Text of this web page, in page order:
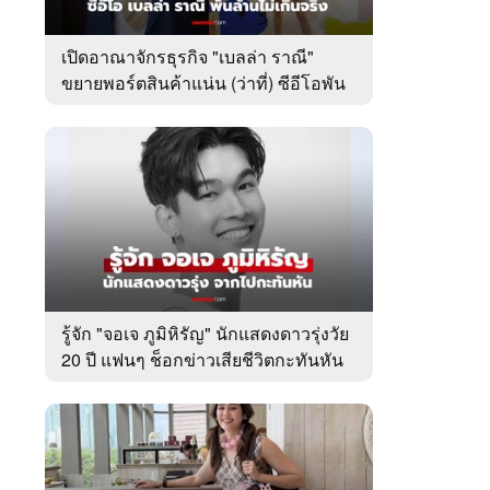
เปิดอาณาจักรธุรกิจ "เบลล่า ราณี"
ขยายพอร์ตสินค้าแน่น (ว่าที่) ซีอีโอพัน
รู้จัก "จอเจ ภูมิหิรัญ" นักแสดงดาวรุ่งวัย
20 ปี แฟนๆ ช็อกข่าวเสียชีวิตกะทันหัน